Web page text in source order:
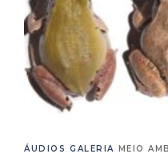
ÁUDIOS GALERIA MEIO